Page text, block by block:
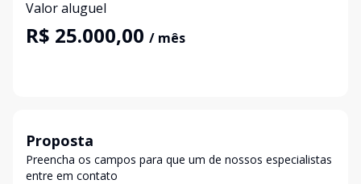
Valor aluguel
R$ 25.000,00 / mês
Proposta
Preencha os campos para que um de nossos especialistas
entre em contato